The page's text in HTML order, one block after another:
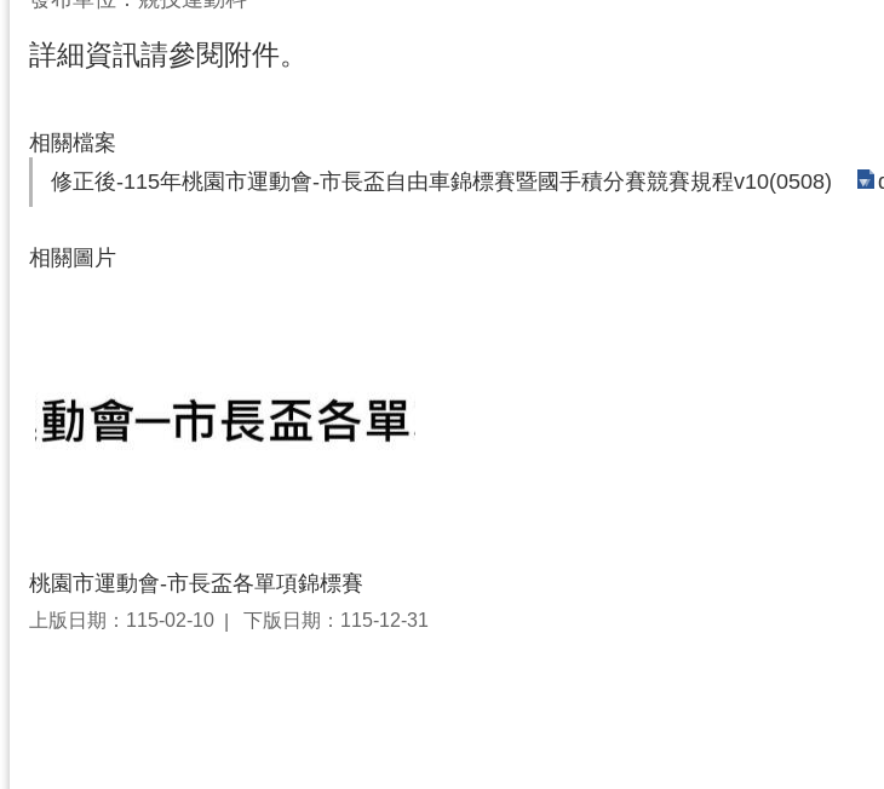
詳細資訊請參閱附件。
相關檔案
修正後-115年桃園市運動會-市長盃自由車錦標賽暨國手積分賽競賽規程v10(0508)
相關圖片
桃園市運動會-市長盃各單項錦標賽
上版日期：115-02-10 下版日期：115-12-31